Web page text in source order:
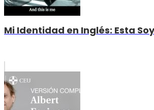
Mi Identidad en Inglés: Esta